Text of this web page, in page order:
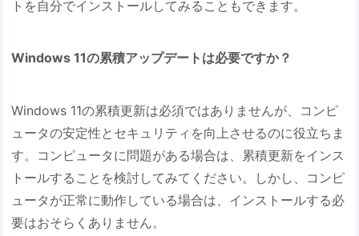
トを自分でインストールしてみることもできます。
Windows 11の累積アップデートは必要ですか？
Windows 11の累積更新は必須ではありませんが、コンピ
ュータの安定性とセキュリティを向上させるのに役立ちま
す。コンピュータに問題がある場合は、累積更新をインス
トールすることを検討してみてください。しかし、コンピ
ュータが正常に動作している場合は、インストールする必
要はおそらくありません。